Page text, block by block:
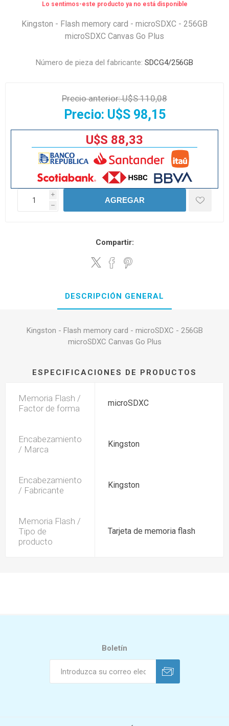
Lo sentimos-este producto ya no está disponible
Kingston - Flash memory card - microSDXC - 256GB
microSDXC Canvas Go Plus
Número de pieza del fabricante: SDCG4/256GB
Precio anterior:U$S 110,08
Precio: U$S 98,15
U$S 88,33
i
h
AGREGAR
Compartir:
DESCRIPCIÓN GENERAL
Kingston - Flash memory card - microSDXC - 256GB
microSDXC Canvas Go Plus
ESPECIFICACIONES DE PRODUCTOS
Memoria Flash /
Factor de forma
microSDXC
Encabezamiento
/ Marca
Kingston
Encabezamiento
/ Fabricante
Kingston
Memoria Flash /
Tipo de
producto
Tarjeta de memoria flash
Boletín